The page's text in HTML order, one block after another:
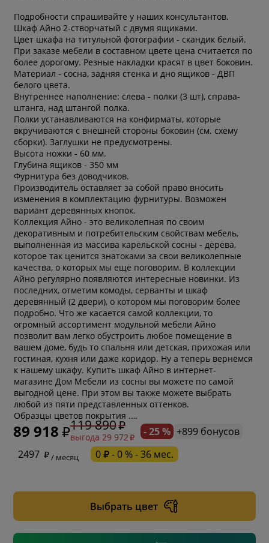
Подробности спрашивайте у наших консультантов.
Шкаф Айно 2-створчатый с двумя ящиками.
Цвет шкафа на титульной фотографии - скандик белый.
При заказе мебели в составном цвете цена считается по
более дорогому. Резные накладки красят в цвет боковин.
Материал - сосна, задняя стенка и дно ящиков - ДВП
белого цвета.
Внутреннее наполнение: слева - полки (3 шт), справа-
штанга, над штангой полка.
Полки устанавливаются на конфирматы, которые
вкручиваются с внешней стороны боковин (см. схему
сборки). Заглушки не предусмотрены.
Высота ножки - 60 мм.
Глубина ящиков - 350 мм
Фурнитура без доводчиков.
Производитель оставляет за собой право вносить
изменения в комплектацию фурнитуры. Возможен
вариант деревянных кнопок.
Коллекция Айно - это великолепная по своим
декоративным и потребительским свойствам мебель,
выполненная из массива карельской сосны - дерева,
которое так ценится знатоками за свои великолепные
качества, о которых мы ещё поговорим. В коллекции
Айно регулярно появляются интересные новинки. Из
последних, отметим комоды, серванты и шкаф
деревянный (2 двери), о котором мы поговорим более
подробно. Что же касается самой коллекции, то
огромный ассортимент модульной мебели Айно
позволит вам легко обустроить любое помещение в
вашем доме, будь то спальня или детская, прихожая или
гостиная, кухня или даже коридор. Ну а теперь вернёмся
к нашему шкафу. Купить шкаф Айно в интернет-
магазине Дом Мебели из сосны вы можете по самой
выгодной цене. При этом вы также можете выбрать
любой из пяти представленных оттенков.
Образцы цветов покрытия .…
89 918 119 890
выгода 29 972 - 25 % +899 бонусов
2497
/ месяц 0 ₽ - 0 % - 36 мес.
Выбрать цвет
* обязательное поле